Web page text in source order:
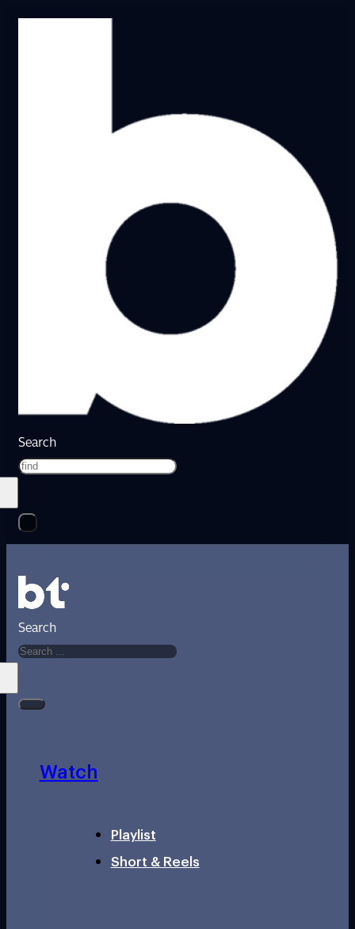
Search
Search
Watch
Playlist
Short & Reels